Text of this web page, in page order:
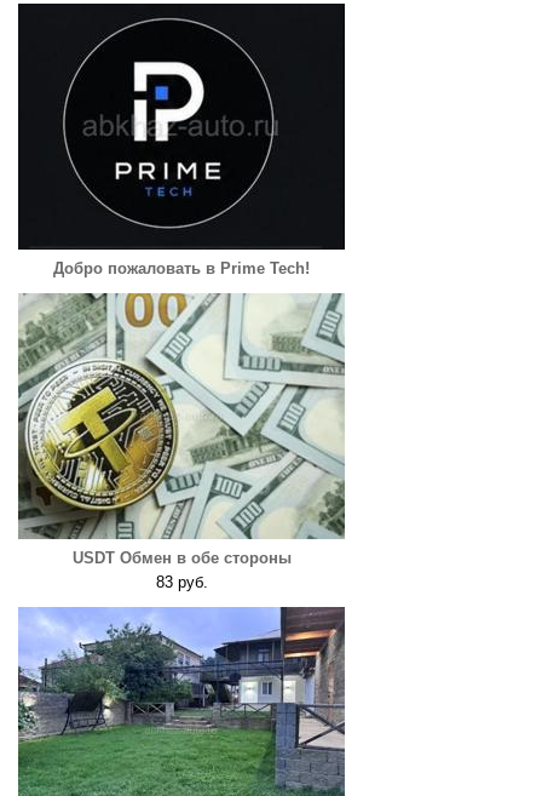
Добро пожаловать в Prime Tech!
USDT Обмен в обе стороны
83 руб.